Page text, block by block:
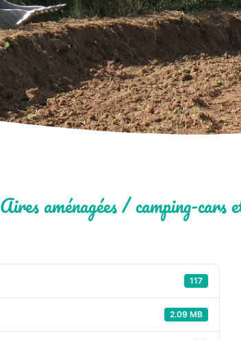
Aires aménagées / camping-
117
2.09 MB